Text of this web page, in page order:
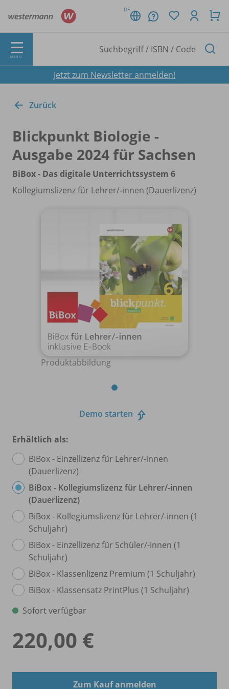
DE
MENÜ
Jetzt zum Newsletter anmelden!
Zurück
Blickpunkt Biologie -
Ausgabe 2024 für Sachsen
BiBox - Das digitale Unterrichtssystem 6
Kollegiumslizenz für Lehrer/-innen (Dauerlizenz)
Produktabbildung
Demo starten
Erhältlich als:
BiBox - Einzellizenz für Lehrer/-innen
(Dauerlizenz)
BiBox - Kollegiumslizenz für Lehrer/-innen
(Dauerlizenz)
BiBox - Kollegiumslizenz für Lehrer/-innen (1
Schuljahr)
BiBox - Einzellizenz für Schüler/-innen (1
Schuljahr)
BiBox - Klassenlizenz Premium (1 Schuljahr)
BiBox - Klassensatz PrintPlus (1 Schuljahr)
Sofort verfügbar
220,00 €
Zum Kauf anmelden